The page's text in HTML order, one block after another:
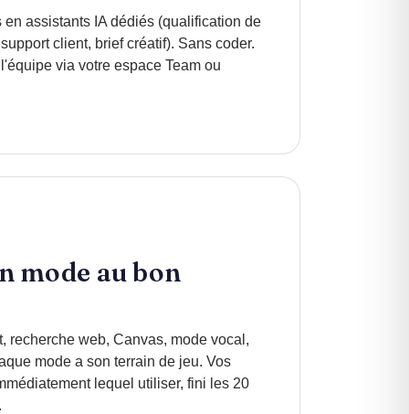
en assistants IA dédiés (qualification de
client, brief créatif). Sans coder.
via votre espace Team ou
mode au bon
recherche web, Canvas, mode vocal,
mode a son terrain de jeu. Vos
lequel utiliser, fini les 20